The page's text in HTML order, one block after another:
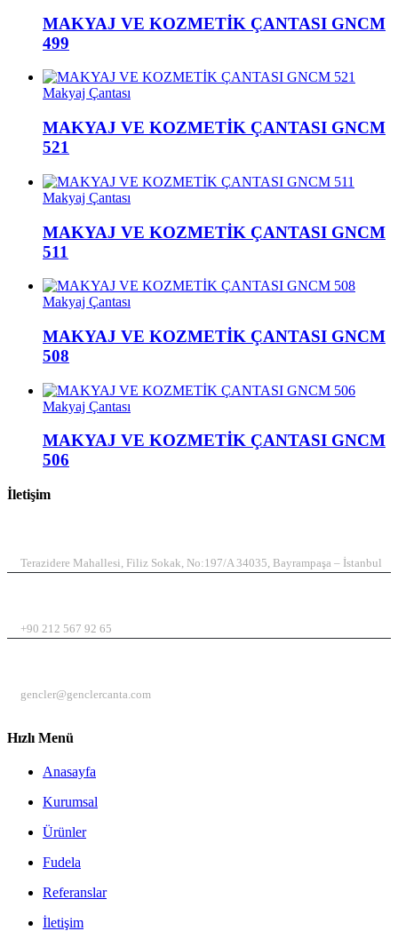
MAKYAJ VE KOZMETİK ÇANTASI GNCM
499
Makyaj Çantası
MAKYAJ VE KOZMETİK ÇANTASI GNCM
521
Makyaj Çantası
MAKYAJ VE KOZMETİK ÇANTASI GNCM
511
Makyaj Çantası
MAKYAJ VE KOZMETİK ÇANTASI GNCM
508
Makyaj Çantası
MAKYAJ VE KOZMETİK ÇANTASI GNCM
506
İletişim
Terazidere Mahallesi, Filiz Sokak, No:197/A 34035, Bayrampaşa – İstanbul
+90 212 567 92 65
gencler@genclercanta.com
Hızlı Menü
Anasayfa
Kurumsal
Ürünler
Fudela
Referanslar
İletişim